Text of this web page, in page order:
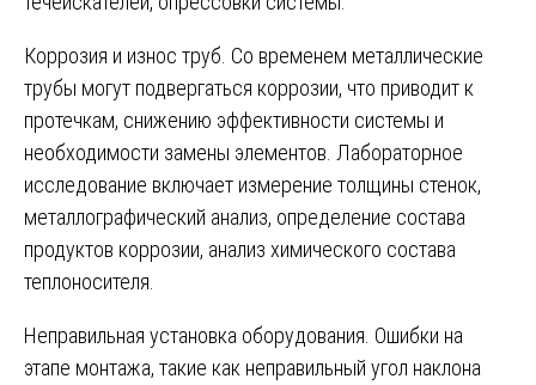
Коррозия и износ труб. Со временем металлические
трубы могут подвергаться коррозии, что приводит к
протечкам, снижению эффективности системы и
необходимости замены элементов. Лабораторное
исследование включает измерение толщины стенок,
металлографический анализ, определение состава
продуктов коррозии, анализ химического состава
теплоносителя.
Неправильная установка оборудования. Ошибки на
этапе монтажа, такие как неправильный угол наклона